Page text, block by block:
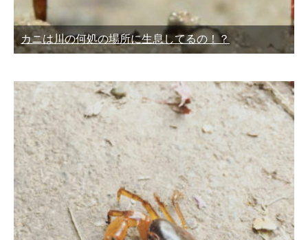
カニは川の何処の場所に生息してるの！？